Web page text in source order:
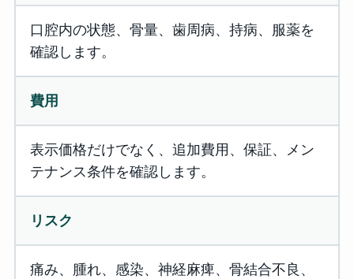
口腔内の状態、骨量、歯周病、持病、服薬を
確認します。
費用
表示価格だけでなく、追加費用、保証、メン
テナンス条件を確認します。
リスク
痛み、腫れ、感染、神経麻痺、骨結合不良、